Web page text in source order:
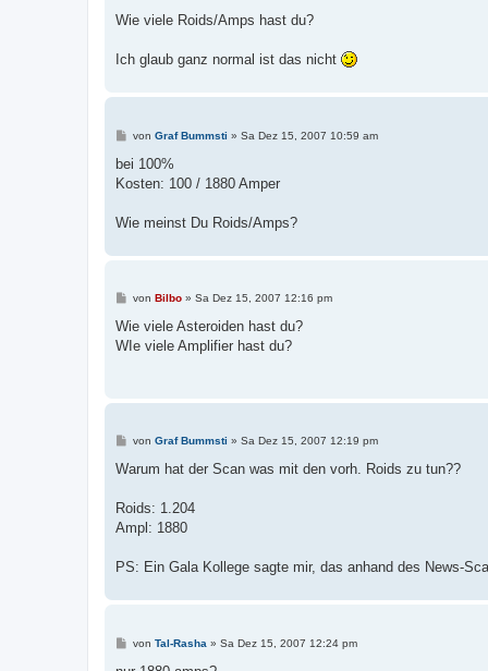
i
a
Wie viele Roids/Amps hast du?
Ich glaub ganz normal ist das nicht
B
i
r
von Graf Bummsti » Sa Dez 15, 2007 10:59 am
bei 100%
Kosten: 100 / 1880 Amper
Wie meinst Du Roids/Amps?
B
i
r
von Bilbo» Sa Dez 15, 2007 12:16 pm
Wie viele Asteroiden hast du?
WIe viele Amplifier hast du?
B
i
a
von Graf Bummsti » Sa Dez 15, 2007 12:19 pm
Warum hat der Scan was mit den vorh. Roids zu tun??
Roids: 1.204
Ampl: 1880
PS: Ein Gala Kollege sagte mir, das anhand des News-
B
i
von Tal-Rasha » Sa Dez 15, 2007 12:24 pm